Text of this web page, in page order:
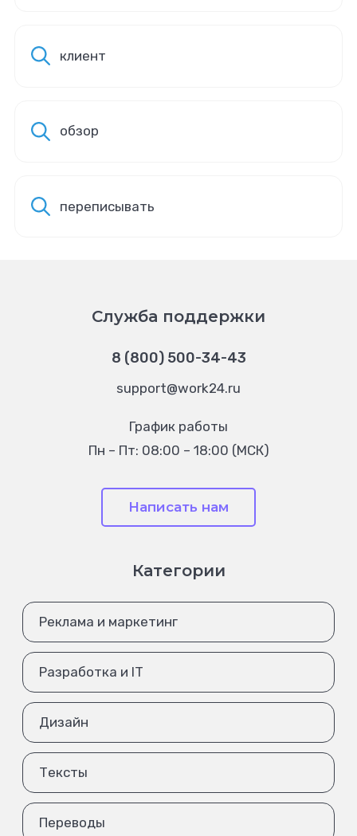
клиент
обзор
переписывать
Служба поддержки
8 (800) 500-34-43
support@work24.ru
График работы
Пн – Пт: 08:00 – 18:00 (МСК)
Написать нам
Категории
Реклама и маркетинг
Разработка и IT
Дизайн
Тексты
Переводы